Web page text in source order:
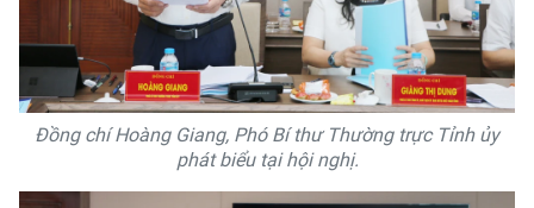
Đồng chí Hoàng Giang, Phó Bí thư Thường trực Tỉnh ủy
phát biểu tại hội nghị.